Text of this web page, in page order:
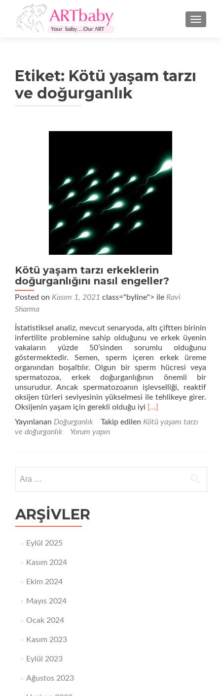
Etiket: Kötü yaşam tarzı
ve doğurganlık
Kötü yaşam tarzı erkeklerin
doğurganlığını nasıl engeller?
Posted on Kasım 1, 2021 class="byline"> ile Ravi
Sharma
İstatistiksel analiz, mevcut senaryoda, altı çiftten birinin
infertilite problemine sahip olduğunu ve erkek üyenin
vakaların yüzde 50’sinden sorumlu olduğunu
göstermektedir. Semen, sperm içeren erkek üreme
organından boşaltılır. Olgun bir sperm hücresi veya
spermatozoa, erkek doğurganlığının önemli bir
unsurudur. Ancak spermatozoanın işlevselliği, reaktif
oksijen türleri seviyesinin yükselmesi ile tehlikeye girer.
Oksijenin yaşam için gerekli olduğu iyi Daha
okuyunKötü
doğurganlığını
[…]
Yayınlanan Doğurganlık Takip edilen Kötü yaşam tarzı
ve doğurganlık
Yorum yapın
ARŞIVLER
Eylül 2025
Kasım 2024
Ekim 2024
Mayıs 2024
Ocak 2024
Kasım 2023
Eylül 2023
Ağustos 2023